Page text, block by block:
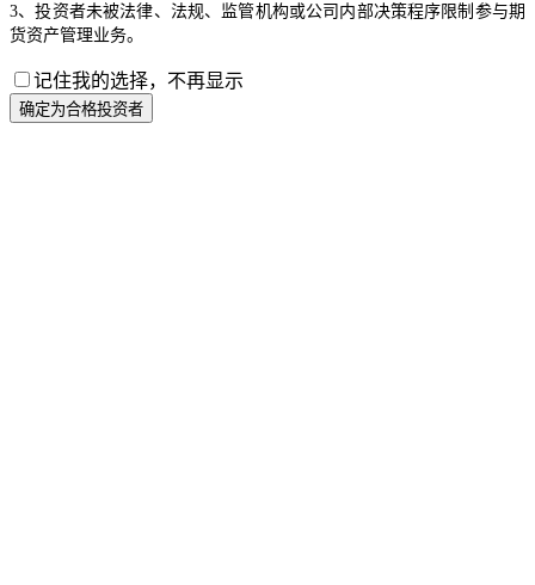
3、投资者未被法律、法规、监管机构或公司内部决策程序限制参与期
货资产管理业务。
记住我的选择，不再显示
确定为合格投资者